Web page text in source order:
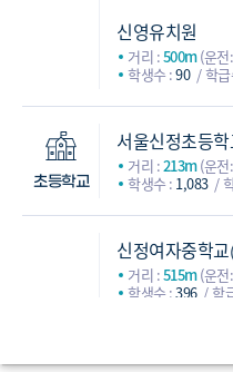
신영유치원
거리 :500m(운전
학생수 :90 학
초등학교
서울신정초등학
거리 :213m(운전
학생수 : 1,083
신정여자중학교
거리 :515m(운전
학생수 :396 학
거리 :906m(운전